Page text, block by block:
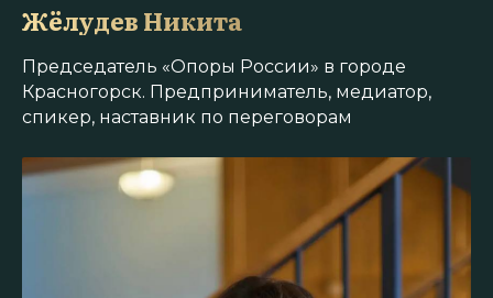
Жёлудев Никита
Председатель «Опоры России» в городе
Красногорск. Предприниматель, медиатор,
спикер, наставник по переговорам